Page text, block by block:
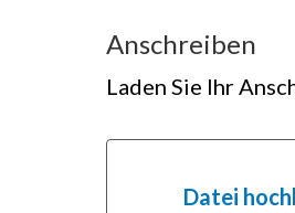
Anschreiben
Laden Sie Ihr
Datei